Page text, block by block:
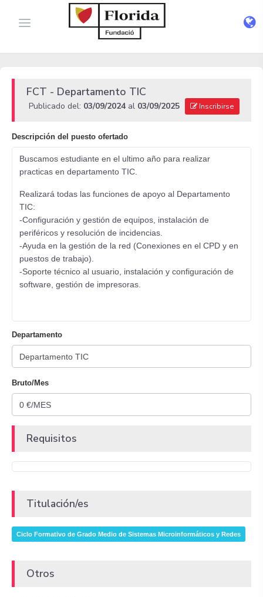
FCT - Departamento TIC
Publicado del: 03/09/2024 al 03/09/2025 Inscribirse
Descripción del puesto ofertado
Buscamos estudiante en el ultimo año para realizar
practicas en departamento TIC.
Realizará todas las funciones de apoyo al Departamento
TIC:
-Configuración y gestión de equipos, instalación de
periféricos y resolución de incidencias.
-Ayuda en la gestión de la red (Conexiones en el CPD y en
puestos de trabajo).
-Soporte técnico al usuario, instalación y configuración de
software, gestión de impresoras.
Departamento
Bruto/Mes
Requisitos
Titulación/es
Ciclo Formativo de Grado Medio de Sistemas Microinformáticos y Redes
Otros